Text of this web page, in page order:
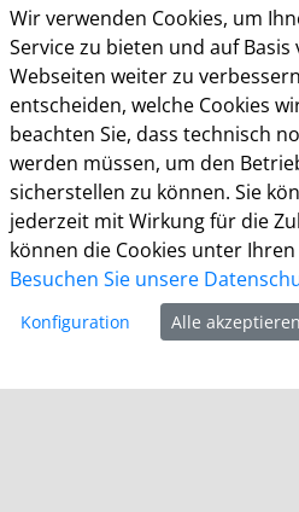
51311 Leverkusen
Telefon: +49 (0)214 406-0
Telefax: +49 (0)214 406-11004
Öffnungszeiten
Die allgemeinen Servicezeiten
(telefonische Erreichbarkeit)
Montag bis Donnerstag: 8.30
Wir verwenden Cookies, um
Service zu bieten und auf
Webseiten weiter zu
entscheiden, welche Cookies
beachten Sie, dass technisch
werden müssen, um den
sicherstellen zu können. Sie
jederzeit mit Wirkung für die
können die Cookies unter
Besuchen Sie unsere
Konfiguration Alle akzeptieren